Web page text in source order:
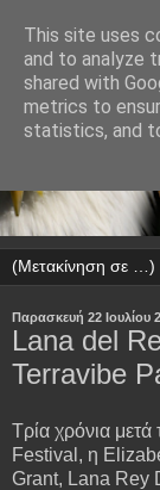
Παρασκευή 22 Ιουλίου
Lana del
Terravibe
Τρία χρόνια
Festival, η
Grant, Lana Rey
This site uses
and to analyze
shared with
metrics to
statistics, and